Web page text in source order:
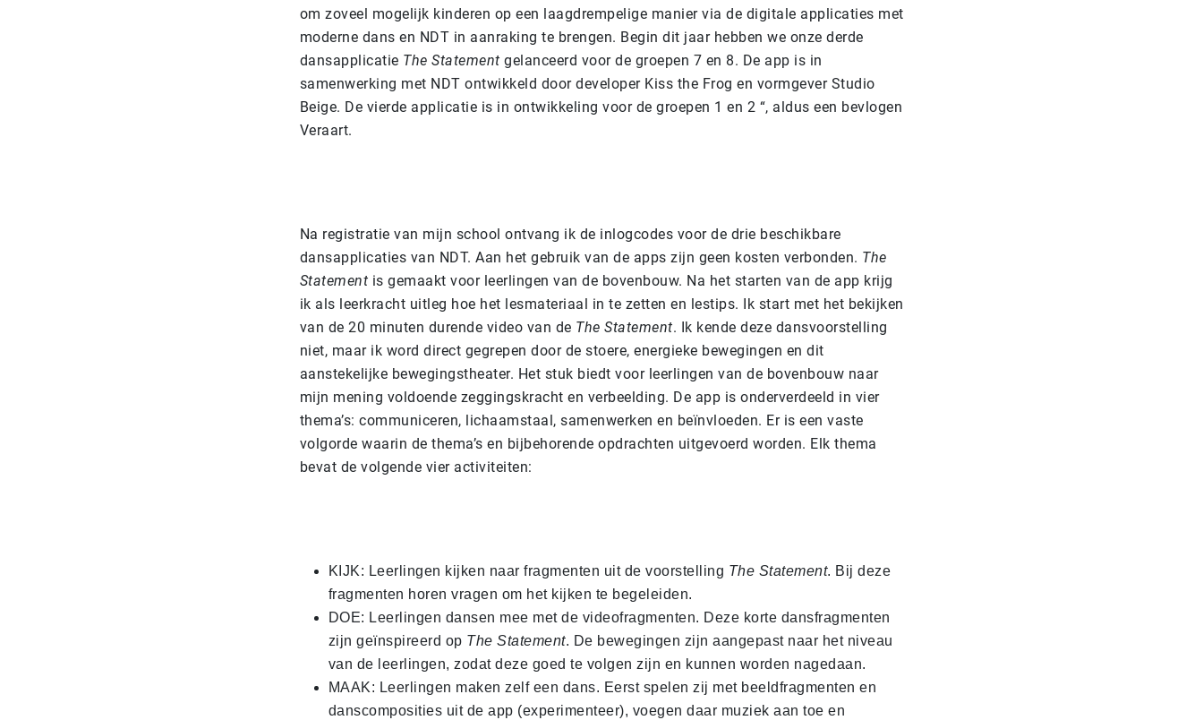
om zoveel mogelijk kinderen op een laagdrempelige manier via de digitale applicaties met
moderne dans en NDT in aanraking te brengen. Begin dit jaar hebben we onze derde
dansapplicatie The Statement gelanceerd voor de groepen 7 en 8. De app is in
samenwerking met NDT ontwikkeld door developer Kiss the Frog en vormgever Studio
Beige. De vierde applicatie is in ontwikkeling voor de groepen 1 en 2 “, aldus een bevlogen
Veraart.
Na registratie van mijn school ontvang ik de inlogcodes voor de drie beschikbare
dansapplicaties van NDT. Aan het gebruik van de apps zijn geen kosten verbonden. The
Statement is gemaakt voor leerlingen van de bovenbouw. Na het starten van de app krijg
ik als leerkracht uitleg hoe het lesmateriaal in te zetten en lestips. Ik start met het bekijken
van de 20 minuten durende video van de The Statement. Ik kende deze dansvoorstelling
niet, maar ik word direct gegrepen door de stoere, energieke bewegingen en dit
aanstekelijke bewegingstheater. Het stuk biedt voor leerlingen van de bovenbouw naar
mijn mening voldoende zeggingskracht en verbeelding. De app is onderverdeeld in vier
thema’s: communiceren, lichaamstaal, samenwerken en beïnvloeden. Er is een vaste
volgorde waarin de thema’s en bijbehorende opdrachten uitgevoerd worden. Elk thema
bevat de volgende vier activiteiten:
KIJK: Leerlingen kijken naar fragmenten uit de voorstelling The Statement. Bij deze
fragmenten horen vragen om het kijken te begeleiden.
DOE: Leerlingen dansen mee met de videofragmenten. Deze korte dansfragmenten
zijn geïnspireerd op The Statement. De bewegingen zijn aangepast naar het niveau
van de leerlingen, zodat deze goed te volgen zijn en kunnen worden nagedaan.
MAAK: Leerlingen maken zelf een dans. Eerst spelen zij met beeldfragmenten en
danscomposities uit de app (experimenteer), voegen daar muziek aan toe en